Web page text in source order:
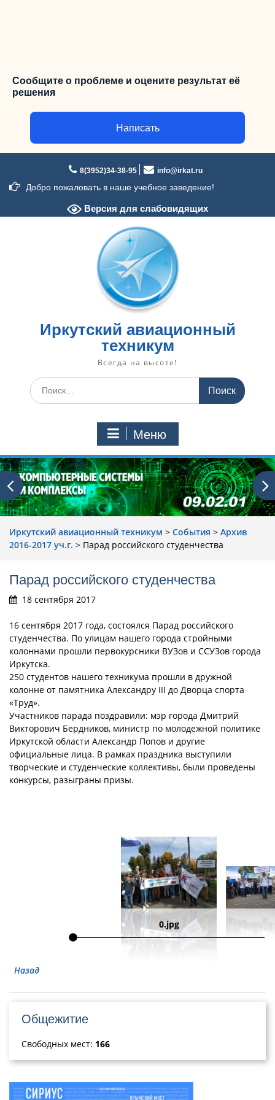
Сообщите о проблеме и оцените результат её
решения
Написать
содержимому
8(3952)34-38-95 info@irkat.ru
Добро пожаловать в наше учебное заведение!
Версия для слабовидящих
Иркутский авиационный
техникум
Всегда на высоте!
Искать:
Меню
Иркутский авиационный техникум > События > Архив
2016-2017 уч.г. > Парад российского студенчества
Парад российского студенчества
18 сентября 2017
16 сентября 2017 года, состоялся Парад российского
студенчества. По улицам нашего города стройными
колоннами прошли первокурсники ВУЗов и ССУЗов города
Иркутска.
250 студентов нашего техникума прошли в дружной
колонне от памятника Александру III до Дворца спорта
«Труд».
Участников парада поздравили: мэр города Дмитрий
Викторович Бердников, министр по молодежной политике
Иркутской области Александр Попов и другие
официальные лица. В рамках праздника выступили
творческие и студенческие коллективы, были проведены
конкурсы, разыграны призы.
0.jpg
Назад
Общежитие
Свободных мест: 166